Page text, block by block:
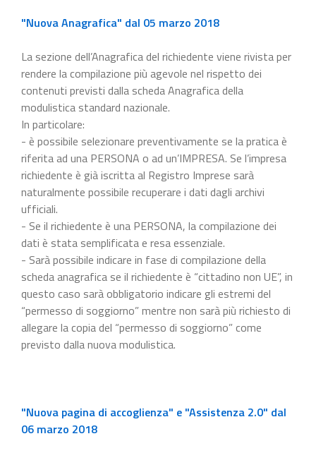
"Nuova Anagrafica" dal 05 marzo 2018
La sezione dell’Anagrafica del richiedente viene rivista per
rendere la compilazione più agevole nel rispetto dei
contenuti previsti dalla scheda Anagrafica della
modulistica standard nazionale.
In particolare:
- è possibile selezionare preventivamente se la pratica è
riferita ad una PERSONA o ad un’IMPRESA. Se l’impresa
richiedente è già iscritta al Registro Imprese sarà
naturalmente possibile recuperare i dati dagli archivi
ufficiali.
- Se il richiedente è una PERSONA, la compilazione dei
dati è stata semplificata e resa essenziale.
- Sarà possibile indicare in fase di compilazione della
scheda anagrafica se il richiedente è “cittadino non UE”, in
questo caso sarà obbligatorio indicare gli estremi del
“permesso di soggiorno” mentre non sarà più richiesto di
allegare la copia del “permesso di soggiorno” come
previsto dalla nuova modulistica.
"Nuova pagina di accoglienza" e "Assistenza 2.0" dal
06 marzo 2018